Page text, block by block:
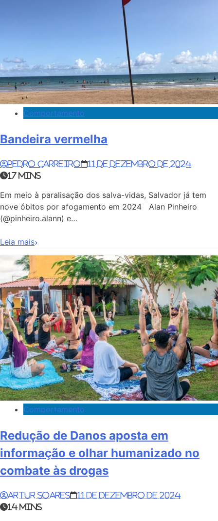
Comportamento
Bandeira vermelha
Pedro Carreiro
11 de dezembro de 2024
17 mins
Em meio à paralisação dos salva-vidas, Salvador já tem
nove óbitos por afogamento em 2024 Alan Pinheiro
(@pinheiro.alann) e…
Leia mais
Comportamento
Redução de Danos aposta em
informação e olhar humanizado no
combate às drogas
Artur Soares
11 de dezembro de 2024
14 mins